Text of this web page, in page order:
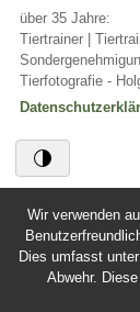
über 35 Jahre:
Tiertrainer |
Tierfotografie -
Wir verwenden
Dies umfasst
Abwehr.